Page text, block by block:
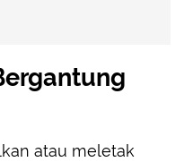
atau meletak